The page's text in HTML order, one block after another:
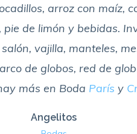
arroz con maíz,
de limón y bebidas.
vajilla, manteles,
de globos, red de
más en Boda París y
Angelitos